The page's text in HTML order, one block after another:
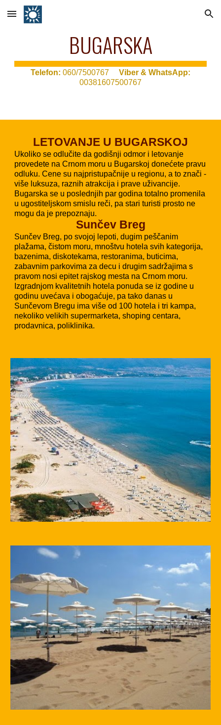
Skip to main content Skip to navigation
BUGARSKA
Telefon: 060/7500767 Viber & WhatsApp:
00381607500767
LETOVANJE U BUGARSKOJ
Ukoliko se odlučite da godišnji odmor i letovanje
provedete na Crnom moru u Bugarskoj donećete pravu
odluku. Cene su najpristupačnije u regionu, a to znači -
više luksuza, raznih atrakcija i prave uživancije.
Bugarska se u poslednjih par godina totalno promenila
u ugostiteljskom smislu reči, pa stari turisti prosto ne
mogu da je prepoznaju.
Sunčev Breg
Sunčev Breg, po svojoj lepoti, dugim peščanim
plažama, čistom moru, mnoštvu hotela svih kategorija,
bazenima, diskotekama, restoranima, buticima,
zabavnim parkovima za decu i drugim sadržajima s
pravom nosi epitet rajskog mesta na Crnom moru.
Izgradnjom kvalitetnih hotela ponuda se iz godine u
godinu uvećava i obogaćuje, pa tako danas u
Sunčevom Bregu ima više od 100 hotela i tri kampa,
nekoliko velikih supermarketa, shoping centara,
prodavnica, poliklinika.